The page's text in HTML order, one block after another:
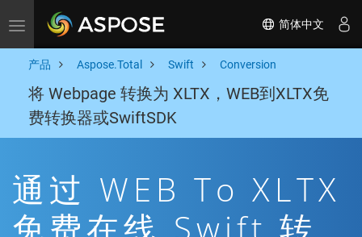
Toggle navigation 简体中文
产品 Aspose.Total Swift Conversion
将 Webpage 转换为 XLTX，WEB到XLTX免
费转换器或SwiftSDK
通过 WEB To XLTX
免费在线 Swift 转